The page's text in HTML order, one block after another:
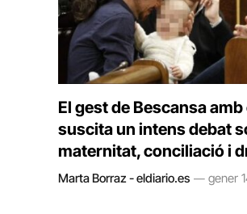
El gest de Bescansa
suscita un intens debat
maternitat, conciliació i
Marta Borraz - eldiario.es gener